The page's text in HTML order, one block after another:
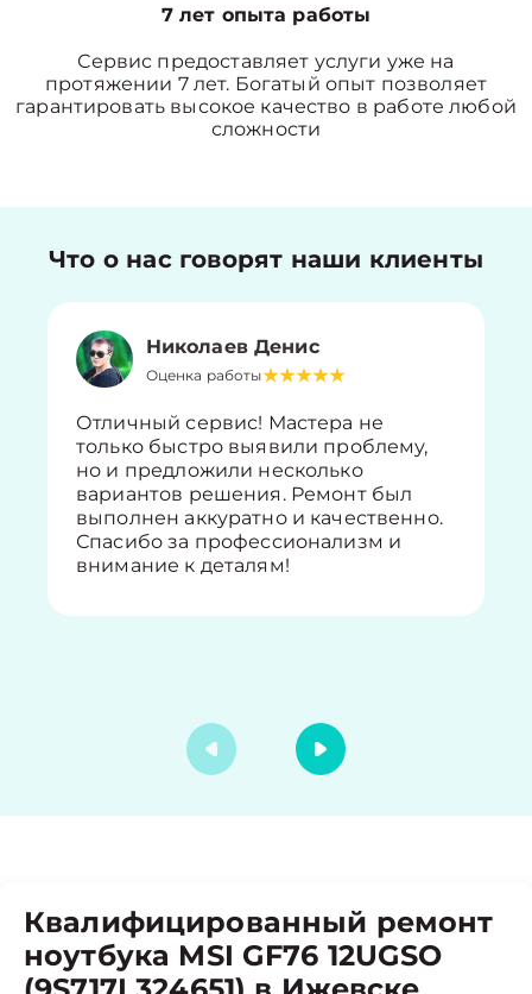
7 лет опыта работы
Сервис предоставляет услуги уже на
протяжении 7 лет. Богатый опыт позволяет
гарантировать высокое качество в работе любой
сложности
Что о нас говорят наши клиенты
Николаев Денис
Оценка работы
Отличный сервис! Мастера не
только быстро выявили проблему,
но и предложили несколько
вариантов решения. Ремонт был
выполнен аккуратно и качественно.
Спасибо за профессионализм и
внимание к деталям!
Квалифицированный ремонт
ноутбука MSI GF76 12UGSO